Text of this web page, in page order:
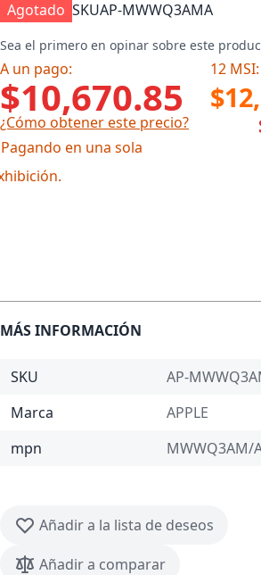
Agotado SKUAP-MWWQ3AMA
Sea el primero en opinar sobre este
A un pago: 12 MSI:
$10,670.85
¿Cómo obtener este precio?
en una sola
MÁS INFORMACIÓN
SKU
AP-
Marca
APPLE
mpn
MWWQ3AM/
Añadir a la lista de deseos
Añadir a comparar